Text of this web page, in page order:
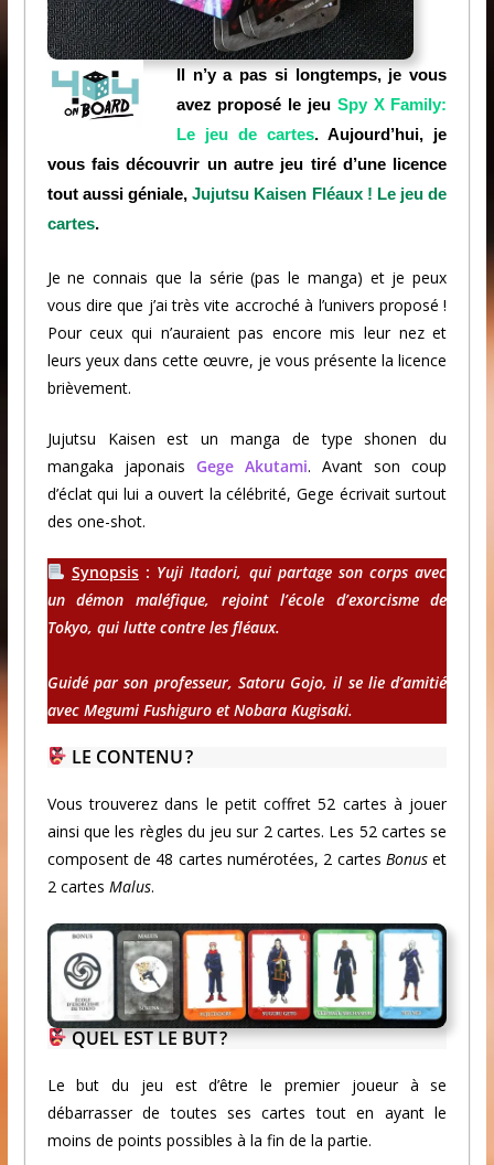
Il n’y a pas si longtemps, je vous
avez proposé le jeu Spy X Family:
Le jeu de cartes. Aujourd’hui, je
vous fais découvrir un autre jeu tiré d’une licence
tout aussi géniale,Jujutsu Kaisen Fléaux ! Le jeu de
cartes.
Je ne connais que la série (pas le manga) et je peux
vous dire que j’ai très vite accroché à l’univers proposé !
Pour ceux qui n’auraient pas encore mis leur nez et
leurs yeux dans cette œuvre, je vous présente la licence
brièvement.
Jujutsu Kaisen est un manga de type shonen du
mangaka japonais Gege Akutami. Avant son coup
d’éclat qui lui a ouvert la célébrité, Gege écrivait surtout
des one-shot.
Synopsis: Yuji Itadori, qui partage son corps avec
un démon maléfique, rejoint l’école d’exorcisme de
Tokyo, qui lutte contre les fléaux.
Guidé par son professeur, Satoru Gojo, il se lie d’amitié
avec Megumi Fushiguro et Nobara Kugisaki.
LE CONTENU ?
Vous trouverez dans le petit coffret 52 cartes à jouer
ainsi que les règles du jeu sur 2 cartes. Les 52 cartes se
composent de 48 cartes numérotées, 2 cartes Bonuset
2 cartes Malus.
QUEL EST LE BUT ?
Le but du jeu est d’être le premier joueur à se
débarrasser de toutes ses cartes tout en ayant le
moins de points possibles à la fin de la partie.